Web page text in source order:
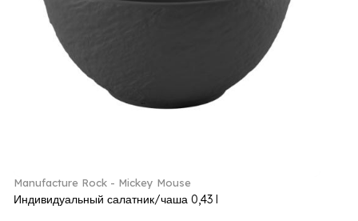
Manufacture Rock - Mickey Mouse
Индивидуальный салатник/чаша 0,43 l